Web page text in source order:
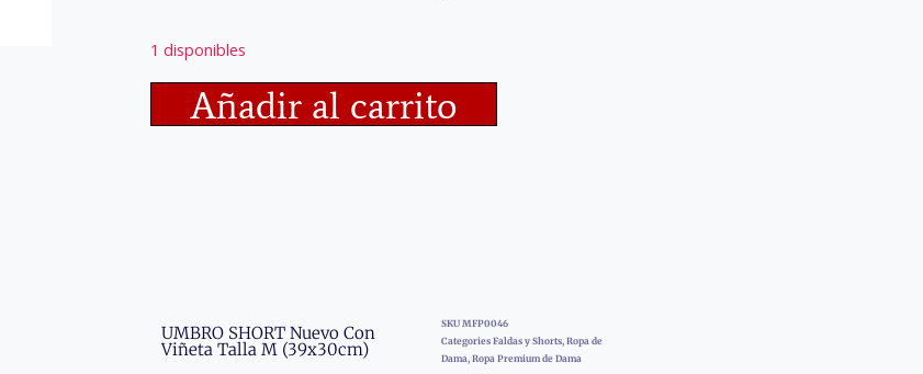
1 disponibles
Añadir al carrito
UMBRO SHORT Nuevo Con
Viñeta Talla M (39x30cm)
SKU MFP0046
Categories Faldas y Shorts, Ropa de
Dama, Ropa Premium de Dama